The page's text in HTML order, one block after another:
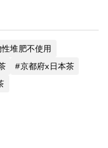
業とさせていただき
堆肥不使用
京都府x日本茶